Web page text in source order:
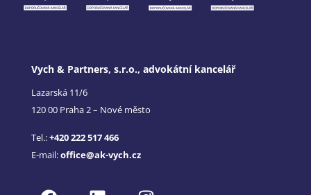
Vych & Partners, s.r.o., advokátní kancelář
Lazarská 11/6
120 00 Praha 2 – Nové město
Tel.:+420 222 517 466
E-mail:office@ak-vych.cz